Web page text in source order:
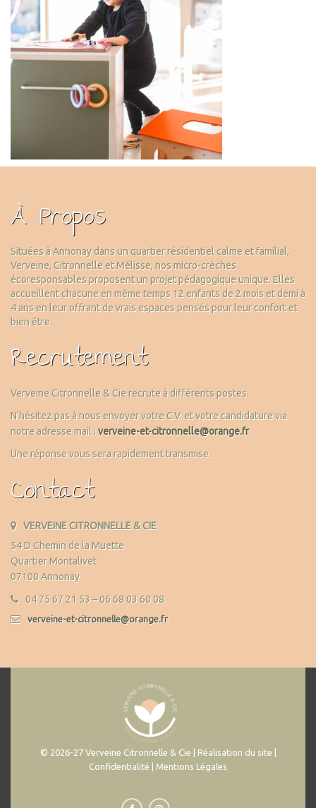
À Propos
Situées à Annonay dans un quartier résidentiel calme et familial,
Verveine, Citronnelle et Mélisse, nos micro-crèches
écoresponsables proposent un projet pédagogique unique. Elles
accueillent chacune en même temps 12 enfants de 2 mois et demi à
4 ans en leur offrant de vrais espaces pensés pour leur confort et
bien être.
Recrutement
Verveine Citronnelle & Cie recrute à différents postes.
N’hésitez pas à nous envoyer votre C.V. et votre candidature via
notre adresse mail :verveine-et-citronnelle@orange.fr
Une réponse vous sera rapidement transmise.
Contact
VERVEINE CITRONNELLE & CIE
54 D Chemin de la Muette
Quartier Montalivet
07100 Annonay
04 75 67 21 53 – 06 68 03 60 08
verveine-et-citronnelle@orange.fr
© 2026-27 Verveine Citronnelle & Cie | Réalisation du site |
Confidentialité | Mentions Légales